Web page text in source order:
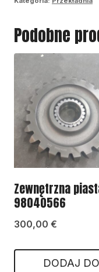
Podobne
Zewnętrzna
98040566
300,00 €
DODAJ DO